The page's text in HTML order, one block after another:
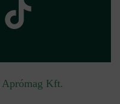
Kft.